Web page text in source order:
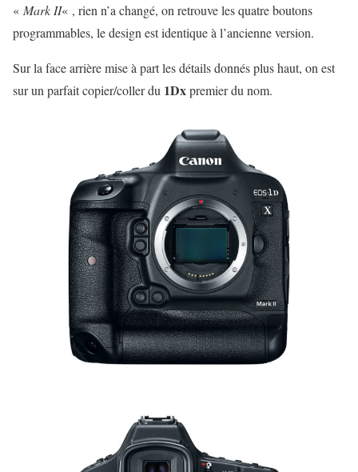
« Mark II« , rien n’a changé, on retrouve les quatre boutons
programmables, le design est identique à l’ancienne version.
Sur la face arrière mise à part les détails donnés plus haut, on est
sur un parfait copier/coller du 1Dxpremier du nom.